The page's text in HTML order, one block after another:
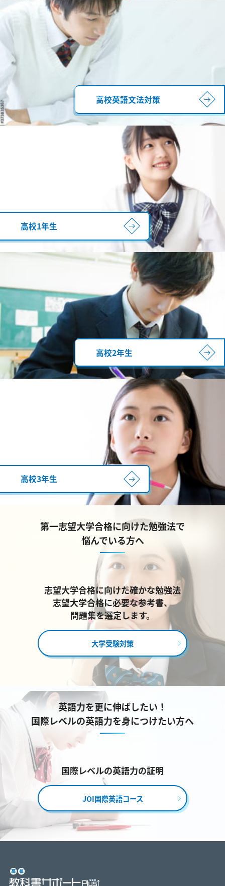
高校英語文法対策
高校1年生
高校2年生
高校3年生
第一志望大学合格に向けた勉強法で
悩んでいる方へ
志望大学合格に向けた確かな勉強法
志望大学合格に必要な参考書、
問題集を選定します。
大学受験対策
英語力を更に伸ばしたい！
国際レベルの英語力を身につけたい方へ
国際レベルの英語力の証明
JOI国際英語コース